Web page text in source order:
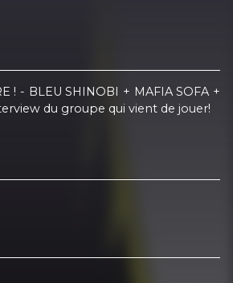
! - BLEU SHINOBI + MAFIA SOFA +
du groupe qui vient de jouer!